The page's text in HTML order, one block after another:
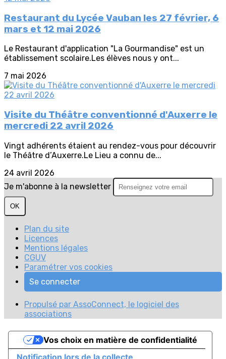
Restaurant du Lycée Vauban les 27 février, 6
mars et 12 mai 2026
Le Restaurant d'application "La Gourmandise" est un
établissement scolaire.Les élèves nous y ont...
7 mai 2026
Visite du Théâtre conventionné d'Auxerre le
mercredi 22 avril 2026
Vingt adhérents étaient au rendez-vous pour découvrir
le Théâtre d’Auxerre.Le Lieu a connu de...
24 avril 2026
Je m'abonne à la newsletter
OK
Plan du site
Licences
Mentions légales
CGUV
Paramétrer vos cookies
Se connecter
Propulsé par AssoConnect, le logiciel des
associations
Notification lors de la collecte
Vos choix en matière de confidentialité